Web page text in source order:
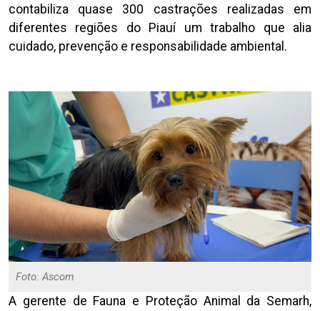
contabiliza quase 300 castrações realizadas em
diferentes regiões do Piauí um trabalho que alia
cuidado, prevenção e responsabilidade ambiental.
Foto: Ascom
A gerente de Fauna e Proteção Animal da Semarh,